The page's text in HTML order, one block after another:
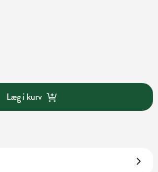
Læg i kurv